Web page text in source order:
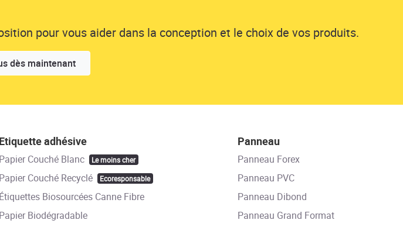
pour vous aider dans la conception et le choix de vos produits.
dès maintenant
Etiquette adhésive
Papier Couché Blanc Le moins cher
Papier Couché Recyclé Ecoresponsable
Étiquettes Biosourcées Canne Fibre
Papier Biodégradable
Panneau
Panneau Forex
Panneau PVC
Panneau Dibond
Panneau Grand Format